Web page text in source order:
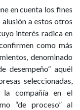
en cuenta los fines
alusión a estos otros
interés radica en
como más
denominado
desempeño” aquél
seleccionadas,
la compañía en el
“de proceso” al